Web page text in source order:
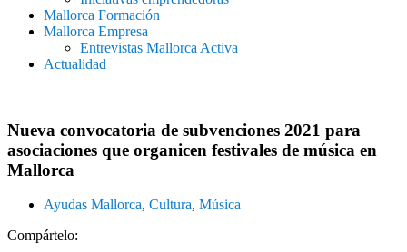
Mallorca Formación
Mallorca Empresa
Entrevistas Mallorca Activa
Actualidad
Nueva convocatoria de subvenciones 2021 para
asociaciones que organicen festivales de música en
Mallorca
Ayudas Mallorca, Cultura, Música
Compártelo: